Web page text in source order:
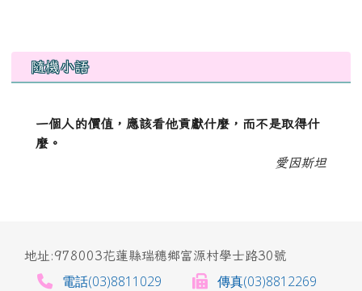
右邊區域內容
隨機小語
一個人的價值，應該看他貢獻什麼，而不是取得什
麼。
愛因斯坦
地址:978003花蓮縣瑞穗鄉富源村學士路30號
電話(03)8811029 傳真(03)8812269